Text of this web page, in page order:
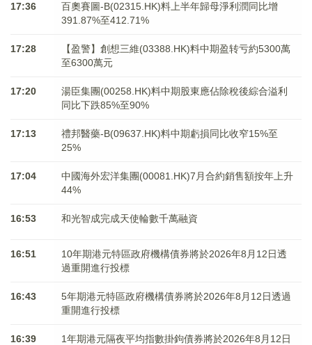
17:36
百奧賽圖-B(02315.HK)料上半年歸母淨利潤同比增
391.87%至412.71%
17:28
【盈警】創想三維(03388.HK)料中期盈转亏約5300萬
至6300萬元
17:20
湯臣集團(00258.HK)料中期股東應佔除稅後綜合溢利
同比下跌85%至90%
17:13
禮邦醫藥-B(09637.HK)料中期虧損同比收窄15%至
25%
17:04
中國海外宏洋集團(00081.HK)7月合約銷售額按年上升
44%
16:53 和光智成完成天使輪數千萬融資
16:51
10年期港元特區政府機構債券將於2026年8月12日透
過重開進行投標
16:43
5年期港元特區政府機構債券將於2026年8月12日透過
重開進行投標
16:39
1年期港元隔夜平均指數掛鉤債券將於2026年8月12日